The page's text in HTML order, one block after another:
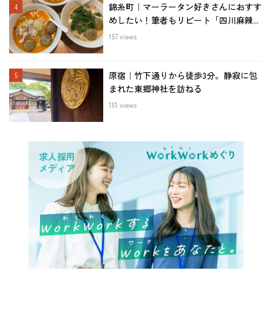
錦糸町｜マーラータン好きさんにおすす
めしたい！筆者もリピート「四川麻辣...
157 views
原宿｜竹下通りから徒歩3分。静寂に包
まれた東郷神社を訪ねる
151 views